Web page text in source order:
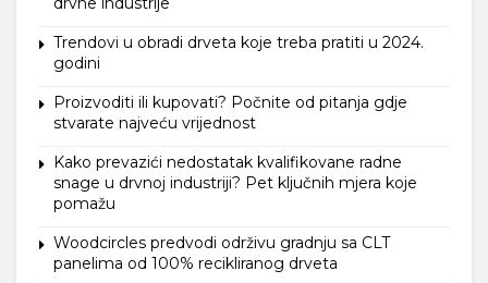
Trendovi u obradi drveta koje treba pratiti u 2024.
godini
Proizvoditi ili kupovati? Počnite od pitanja gdje
stvarate najveću vrijednost
Kako prevazići nedostatak kvalifikovane radne
snage u drvnoj industriji? Pet ključnih mjera koje
pomažu
Woodcircles predvodi održivu gradnju sa CLT
panelima od 100% recikliranog drveta